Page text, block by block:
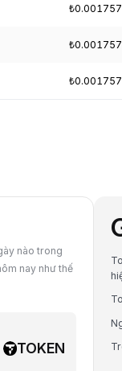
₺0.001757
₺0.001757
₺0.001757
nào trong
nay như thế
TOKEN